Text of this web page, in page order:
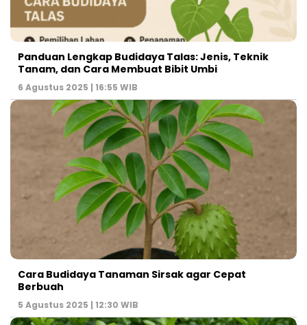
Panduan Lengkap Budidaya Talas: Jenis, Teknik
Tanam, dan Cara Membuat Bibit Umbi
6 Agustus 2025 | 16:55 WIB
Cara Budidaya Tanaman Sirsak agar Cepat
Berbuah
5 Agustus 2025 | 12:30 WIB